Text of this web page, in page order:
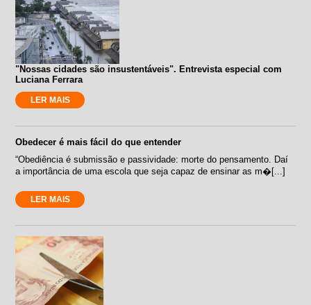
"Nossas cidades são insustentáveis". Entrevista especial com
Luciana Ferrara
LER MAIS
Obedecer é mais fácil do que entender
“Obediência é submissão e passividade: morte do pensamento. Daí
a importância de uma escola que seja capaz de ensinar as m�[...]
LER MAIS